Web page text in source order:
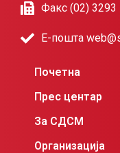
Факс (02) 3293
Е-пошта
Почетна
Прес центар
За СДСМ
Организација